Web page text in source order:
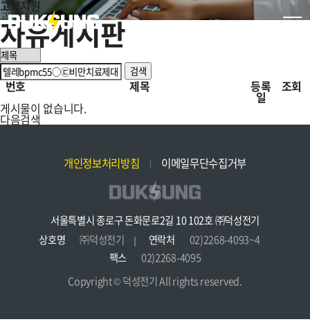
고객지원
고객지원자유게시판
자유게시판
검색
번호 제목 등록
일
조회
게시물이 없습니다.
다음검색
개인정보처리방침 이메일무단수집거부
서울특별시 종로구 돈화문로2길 10 102호 ㈜덕성전기
상호명
㈜덕성전기 연락처
02)2268-4093~4
팩스
02)2268-4095
Copyright © 덕성전기 All rights reserved.